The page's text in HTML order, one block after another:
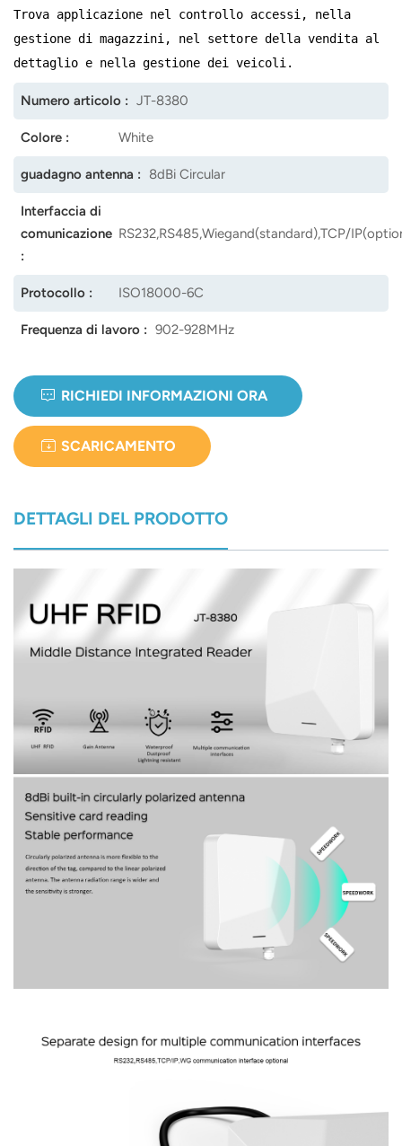
magyar
Trova applicazione nel controllo accessi, nella
gestione di magazzini, nel settore della vendita al
dettaglio e nella gestione dei veicoli.
Numero articolo : JT-8380
Colore : White
guadagno antenna : 8dBi Circular
Interfaccia di
comunicazione
:
RS232,RS485,Wiegand(standard),TCP/
Protocollo : ISO18000-6C
Frequenza di lavoro : 902-928MHz
RICHIEDI INFORMAZIONI ORA
SCARICAMENTO
DETTAGLI DEL PRODOTTO